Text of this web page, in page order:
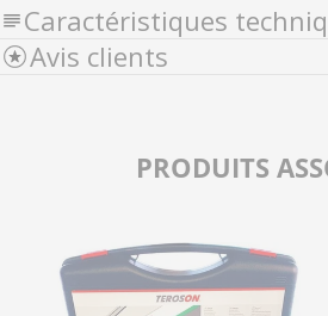
Caractéristiques
Avis clients
PRODUITS